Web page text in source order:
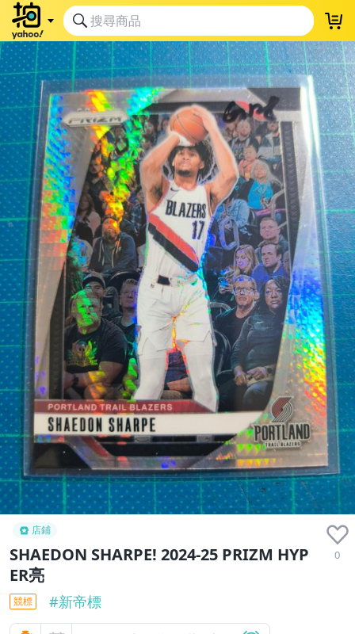
店鋪
SHAEDON SHARPE! 2024-25 PRIZM HYP
ER亮
0
競標 #新帝標